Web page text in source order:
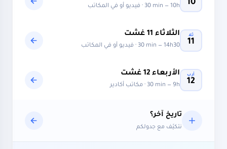
10
10h
—
30 min · فيديو أو في المكاتب
ثلا
11
الثلاثاء 11 غشت
14h30
—
30 min · فيديو أو في المكاتب
أرب
12
الأربعاء 12 غشت
9h
—
30 min · مكاتب أكادير
تاريخ آخر؟
نتكيّف مع جدولكم